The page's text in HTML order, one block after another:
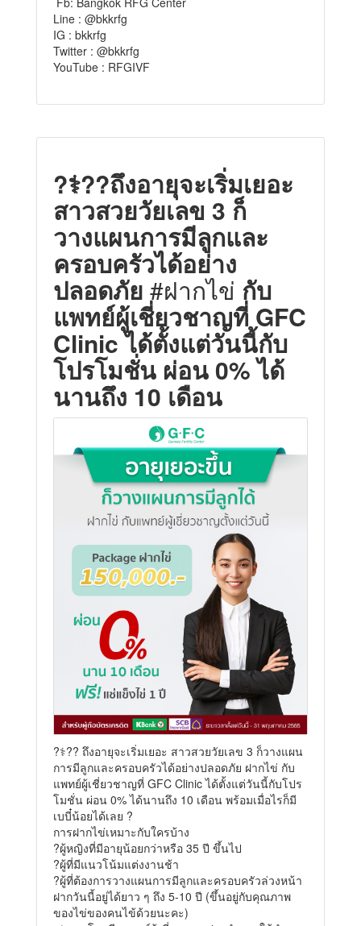
Line : @bkkrfg
IG : bkkrfg
Twitter : @bkkrfg
YouTube : RFGIVF
?‍⚕️?‍?ถึงอายุจะเริ่มเยอะ
สาวสวยวัยเลข 3 ก็
วางแผนการมีลูกและ
ครอบครัวได้อย่าง
ปลอดภัย #ฝากไข่ กับ
แพทย์ผู้เชี่ยวชาญที่ GFC
Clinic ได้ตั้งแต่วันนี้กับ
โปรโมชั่น ผ่อน 0% ได้
นานถึง 10 เดือน
?‍⚕️?‍? ถึงอายุจะเริ่มเยอะ สาวสวยวัยเลข 3 ก็วางแผน
การมีลูกและครอบครัวได้อย่างปลอดภัย ฝากไข่ กับ
แพทย์ผู้เชี่ยวชาญที่ GFC Clinic ได้ตั้งแต่วันนี้กับโปร
โมชั่น ผ่อน 0% ได้นานถึง 10 เดือน พร้อมเมื่อไรก็มี
เบบี๋น้อยได้เลย ?
การฝากไข่เหมาะกับใครบ้าง
?ผู้หญิงที่มีอายุน้อยกว่าหรือ 35 ปี ขึ้นไป
?ผู้ที่มีแนวโน้มแต่งงานช้า
?ผู้ที่ต้องการวางแผนการมีลูกและครอบครัวล่วงหน้า
ฝากวันนี้อยู่ได้ยาว ๆ ถึง 5-10 ปี (ขึ้นอยู่กับคุณภาพ
ของไข่ของคนไข้ด้วยนะคะ)